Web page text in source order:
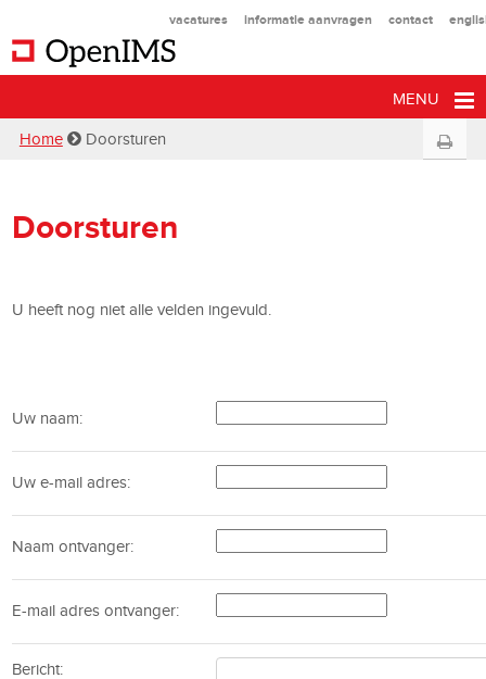
vacatures informatie aanvragen contact
MENU
Home Doorsturen
Doorsturen
U heeft nog niet alle velden ingevuld.
Uw naam:
Uw e-mail adres:
Naam ontvanger:
E-mail adres ontvanger:
Bericht: